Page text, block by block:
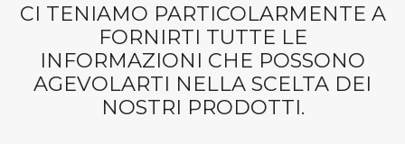
CI TENIAMO PARTICOLARMENTE A
FORNIRTI TUTTE LE
INFORMAZIONI CHE POSSONO
AGEVOLARTI NELLA SCELTA DEI
NOSTRI PRODOTTI.